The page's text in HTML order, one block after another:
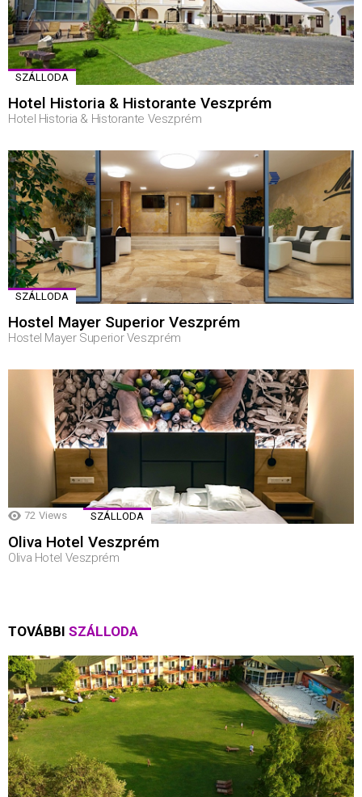
SZÁLLODA
Hotel Historia & Historante Veszprém
Hotel Historia & Historante Veszprém
SZÁLLODA
Hostel Mayer Superior Veszprém
Hostel Mayer Superior Veszprém
72 Views SZÁLLODA
Oliva Hotel Veszprém
Oliva Hotel Veszprém
TOVÁBBI SZÁLLODA